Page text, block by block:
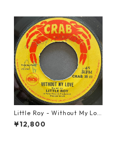
Little Roy - Without My Lov
e【7-21990】
¥12,800